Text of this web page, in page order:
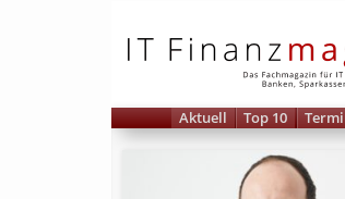
Aktuell Top 10